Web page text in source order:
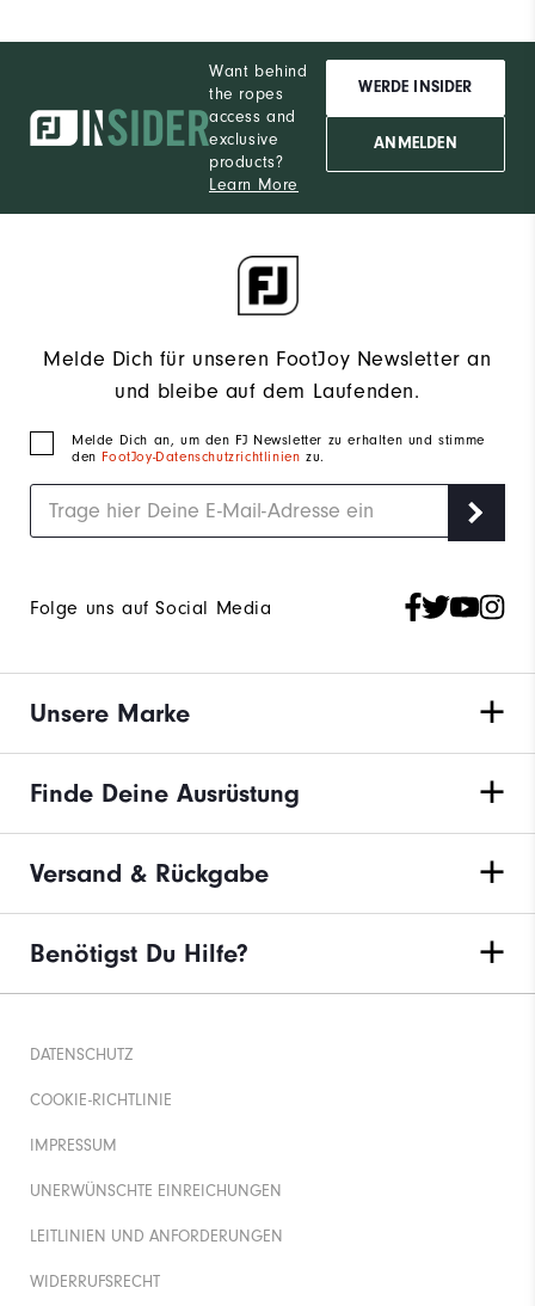
Want behind
the ropes
access and
exclusive
products?
Learn More
WERDE INSIDER
ANMELDEN
Melde Dich für unseren FootJoy Newsletter an
und bleibe auf dem Laufenden.
Melde Dich an, um den FJ Newsletter zu erhalten und stimme
den FootJoy-Datenschutzrichtlinienzu.
Folge uns auf Social Media
Unsere Marke
Finde Deine Ausrüstung
Versand & Rückgabe
Benötigst Du Hilfe?
DATENSCHUTZ
COOKIE-RICHTLINIE
IMPRESSUM
UNERWÜNSCHTE EINREICHUNGEN
LEITLINIEN UND ANFORDERUNGEN
WIDERRUFSRECHT